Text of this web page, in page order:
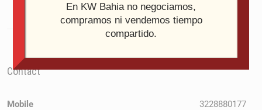
Contact
Mobile 3228880177
En KW Bahia no negociamos,
compramos ni vendemos tiempo
compartido.